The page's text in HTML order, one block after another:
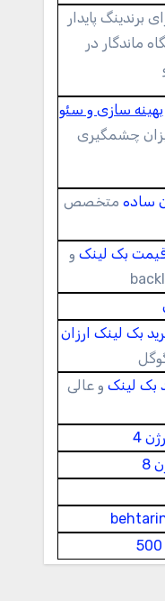
برندینگ پایدار
ماندگار در
بهینه سازی و سئو
چشمگیری
ساده متخصص
بک لینک و
بک لینک ارزان
بک لینکو عالی